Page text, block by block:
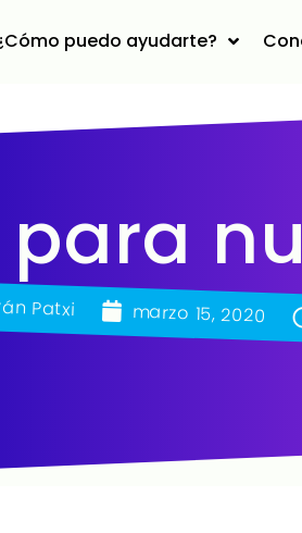
puedo ayudarte?
para
Patxi marzo 15, 2020